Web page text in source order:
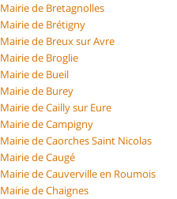
Mairie de Bretagnolles
Mairie de Brétigny
Mairie de Breux sur Avre
Mairie de Broglie
Mairie de Bueil
Mairie de Burey
Mairie de Cailly sur Eure
Mairie de Campigny
Mairie de Caorches Saint Nicolas
Mairie de Caugé
Mairie de Cauverville en Roumois
Mairie de Chaignes